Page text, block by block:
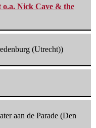
o.a. Nick Cave & the
(Utrecht))
aan de Parade (Den